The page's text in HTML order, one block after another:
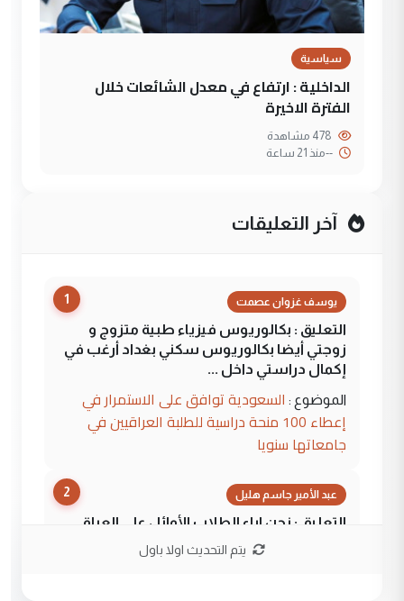
سياسية
الداخلية : ارتفاع في معدل الشائعات خلال
الفترة الاخيرة
--منذ 21 ساعة
آخر التعليقات
1 يوسف غزوان عصمت
التعليق : بكالوريوس فيزياء طبية متزوج و
زوجتي أيضا بكالوريوس سكني بغداد أرغب في
إكمال دراستي داخل ...
الموضوع : السعودية توافق على الاستمرار في
إعطاء 100 منحة دراسية للطلبة العراقيين في
جامعاتها سنويا
2 عبد الأمير جاسم هليل
التعليق : نحن اباء الطلاب الأوائل على العراق
نتشرف بلقاء السيد احمد الصافي في العتبات
يتم التحديث اولا باول